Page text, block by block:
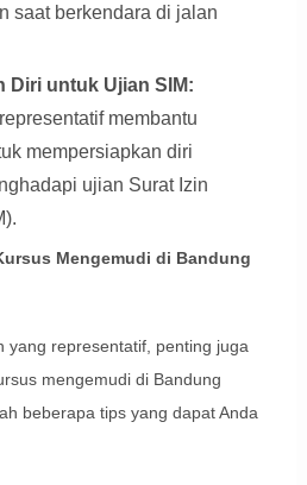
saat berkendara di jalan
Diri untuk Ujian SIM:
membantu
mempersiapkan diri
ujian Surat Izin
Mengemudi di Bandung
yang representatif, penting juga
mengemudi di Bandung
beberapa tips yang dapat Anda